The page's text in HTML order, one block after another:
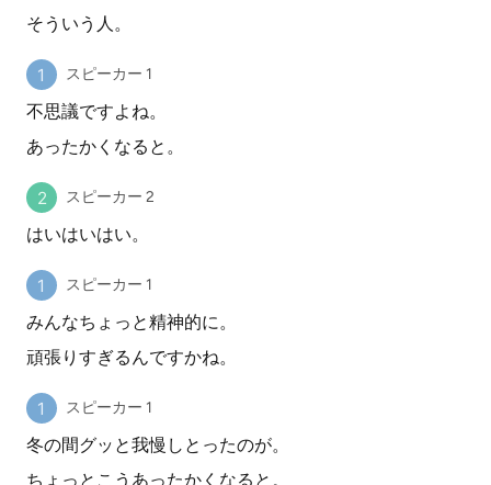
そういう人。
スピーカー 1
不思議ですよね。
あったかくなると。
スピーカー 2
はいはいはい。
スピーカー 1
みんなちょっと精神的に。
頑張りすぎるんですかね。
スピーカー 1
冬の間グッと我慢しとったのが。
ちょっとこうあったかくなると。